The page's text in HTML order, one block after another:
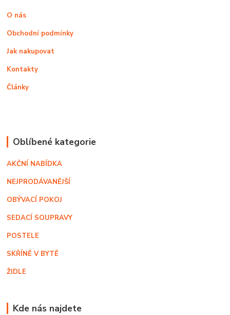
O nás
Obchodní podmínky
Jak nakupovat
Kontakty
Články
Oblíbené kategorie
AKČNÍ NABÍDKA
NEJPRODÁVANĚJŠÍ
OBÝVACÍ POKOJ
SEDACÍ SOUPRAVY
POSTELE
SKŘÍNĚ V BYTĚ
ŽIDLE
Kde nás najdete